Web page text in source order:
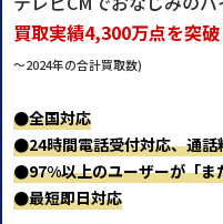
買取実績4,300万点を突
～2024年の合計買取数)
●全国対応
●24時間電話受付対応、通話
●97%以上のユーザーが「ま
●最短即日対応